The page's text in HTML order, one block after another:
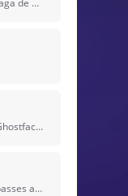
Un personnage central de la saga de Star Wars, Dark Vader est un ancien Jedi devenu Sith Lord, connu pour sa présence imposante, sa voix emblématique et son voyage de rédemption complexe tout au long de l'histoire épique.
The masked killer in Scream, Ghostface embodies fear and mystery, terrorizing victims with psychological games and iconic phone calls.
This real human voice encompasses a diverse range of tones and styles, characterized by their warmth and expressiveness, making them suitable for storytelling, advertising, and various media applications, effectively engaging listeners.